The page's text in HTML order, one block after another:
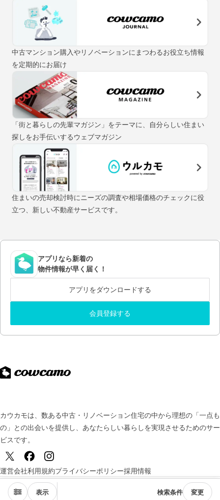
表示 検索条件 変更
中古マンション購入やリノベーションにまつわるお役立ち情報
を定期的にお届け
「街と暮らしの先輩マガジン」をテーマに、自分らしい住まい
探しをお手伝いするウェブマガジン
住まいの売却検討時にニーズの調査や相場価格のチェックに役
立つ、新しい不動産サービスです。
アプリなら新着の
物件情報が早く届く！
アプリをダウンロードする
会員登録する
カウカモは、数ある中古・リノベーション住宅の中から理想の「一点も
の」との出会いを提供し、 あなたらしい暮らしを実現させるためのサー
ビスです。
運営会社利用規約プライバシーポリシー採用情報
© TSUKURUBA Inc. All rights reserved.